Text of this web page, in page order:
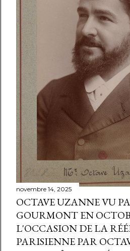
novembre 14, 2025
OCTAVE UZANNE VU
GOURMONT EN
L'OCCASION DE LA
PARISIENNE PAR